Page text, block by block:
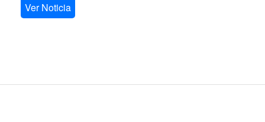
Ver Noticia